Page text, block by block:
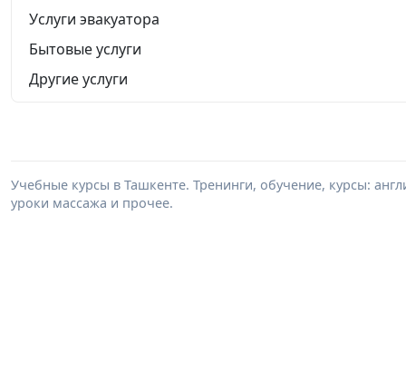
Услуги эвакуатора
Бытовые услуги
Другие услуги
Учебные курсы в Ташкенте. Тренинги, обучение, курсы:
уроки массажа и прочее.